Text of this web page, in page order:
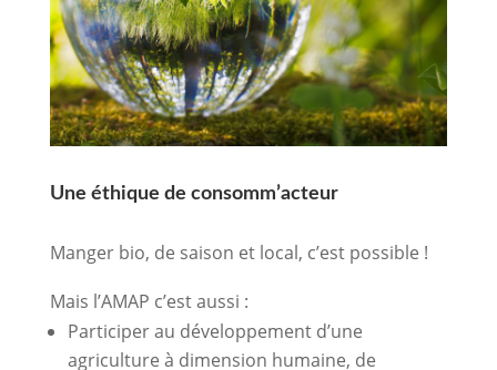
Une éthique de consomm’acteur
Manger bio, de saison et local, c’est possible !
Mais l’AMAP c’est aussi :
Participer au développement d’une
agriculture à dimension humaine, de